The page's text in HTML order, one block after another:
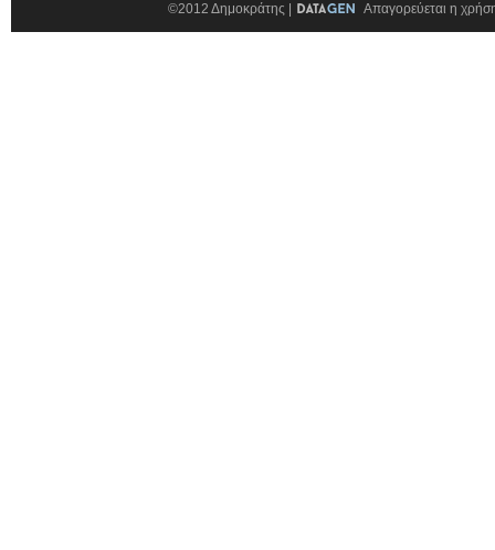
©2012 Δημοκράτης | Απαγορεύεται η